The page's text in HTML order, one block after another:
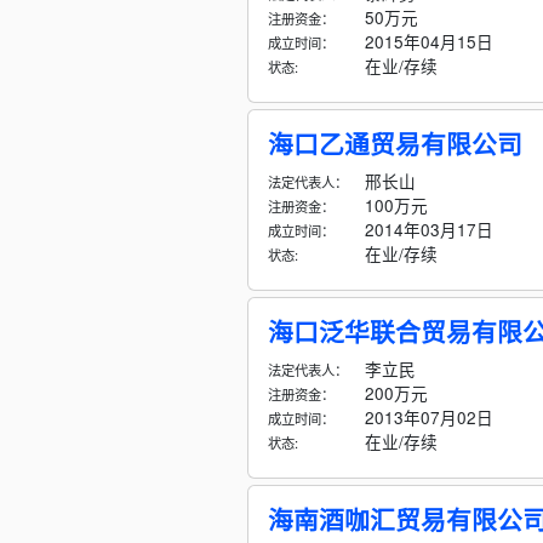
注册资金： 50万元
成立时间： 2015年04月15日
状态: 在业/存续
海口乙通贸易有限公司
法定代表人： 邢长山
注册资金： 100万元
成立时间： 2014年03月17日
状态: 在业/存续
海口泛华联合贸易有限
法定代表人： 李立民
注册资金： 200万元
成立时间： 2013年07月02日
状态: 在业/存续
海南酒咖汇贸易有限公